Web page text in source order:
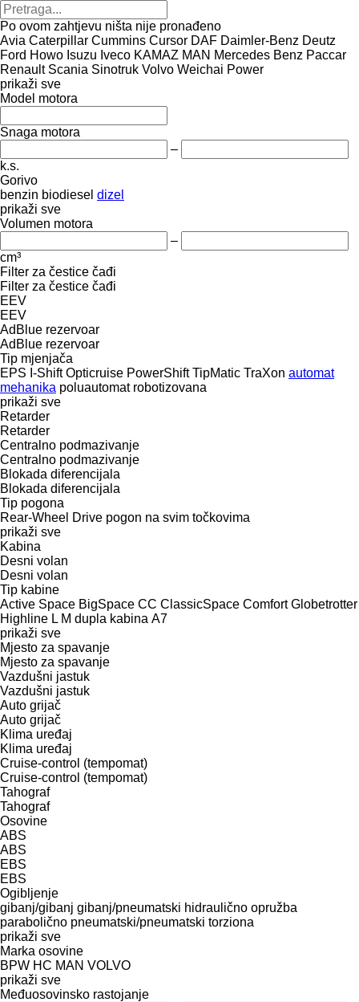
Po ovom zahtjevu ništa nije pronađeno
Avia Caterpillar Cummins Cursor DAF Daimler-Benz Deutz
Ford Howo Isuzu Iveco KAMAZ MAN Mercedes Benz Paccar
Renault Scania Sinotruk Volvo Weichai Power
prikaži sve
Model motora
Snaga motora
–
k.s.
Gorivo
benzin biodiesel dizel
prikaži sve
Volumen motora
–
cm³
Filter za čestice čađi
Filter za čestice čađi
EEV
EEV
AdBlue rezervoar
AdBlue rezervoar
Tip mјenjača
EPS I-Shift Opticruise PowerShift TipMatic TraXon automat
mehanika poluautomat robotizovana
prikaži sve
Retarder
Retarder
Centralno podmazivanje
Centralno podmazivanje
Blokada diferencijala
Blokada diferencijala
Tip pogona
Rear-Wheel Drive pogon na svim točkovima
prikaži sve
Kabina
Desni volan
Desni volan
Tip kabine
Active Space BigSpace CC ClassicSpace Comfort Globetrotter
Highline L M dupla kabina А7
prikaži sve
Mjesto za spavanje
Mjesto za spavanje
Vazdušni jastuk
Vazdušni jastuk
Auto grijač
Auto grijač
Klima uređaj
Klima uređaj
Cruise-control (tempomat)
Cruise-control (tempomat)
Tahograf
Tahograf
Osovine
ABS
ABS
EBS
EBS
Ogibljenje
gibanj/gibanj gibanj/pneumatski hidraulično opružba
parabolično pneumatski/pneumatski torziona
prikaži sve
Marka osovine
BPW HC MAN VOLVO
prikaži sve
Međuosovinsko rastojanje